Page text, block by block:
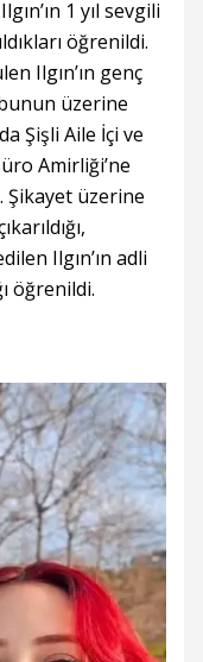
1 yıl sevgili
öğrenildi.
Ilgın’ın genç
üzerine
Şişli Aile İçi ve
Amirliği’ne
üzerine
Ilgın’ın adli
öğrenildi.